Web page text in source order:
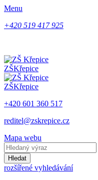
Menu
+420 519 417 925
ZŠKřepice
ZŠKřepice
+420 601 360 517
reditel@zskrepice.cz
Mapa webu
Hledat
rozšířené vyhledávání